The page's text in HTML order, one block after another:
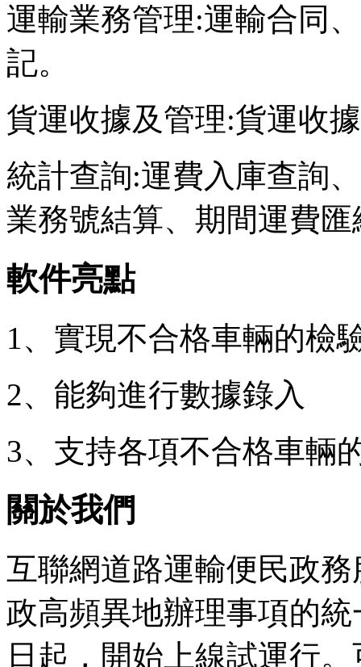
運輸業務管理:運輸合同
記。
貨運收據及管理:貨運收
統計查詢:運費入庫查詢
業務號結算、期間運費
軟件亮點
1、實現不合格車輛的檢
2、能夠進行數據錄入
3、支持各項不合格車輛
關於我們
互聯網道路運輸便民政
政高頻異地辦理事項的
日起，開始上線試運行